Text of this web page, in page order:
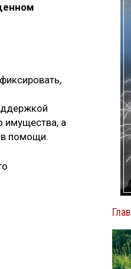
имущества, а
помощи.